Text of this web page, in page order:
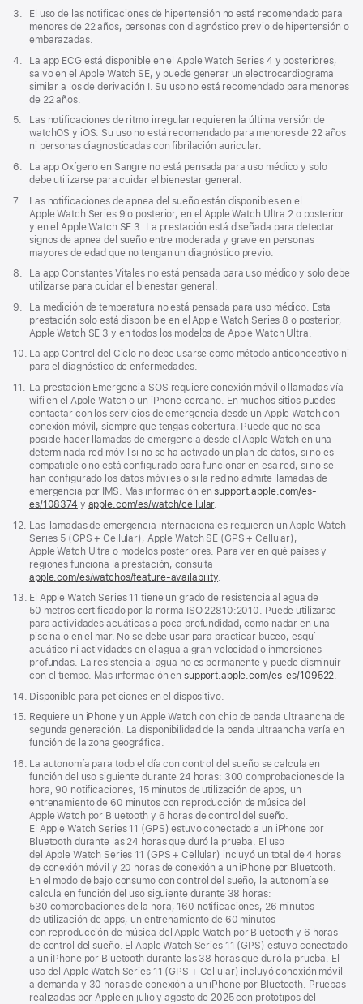
en
una
nueva)
Nota
página
3.
El uso de las notificaciones de hipertensión no está recomendado para
menores de 22 años, personas con diagnóstico previo de hipertensión o
embarazadas.
Nota
4.
La app ECG está disponible en el Apple Watch Series 4 y posteriores,
salvo en el Apple Watch SE, y puede generar un electrocardiograma
similar a los de derivación I. Su uso no está recomendado para menores
de 22 años.
Nota
página
5.
Las notificaciones de ritmo irregular requieren la última versión de
watchOS y iOS. Su uso no está recomendado para menores de 22 años
ni personas diagnosticadas con fibrilación auricular.
Nota
de
página
6.
La app Oxígeno en Sangre no está pensada para uso médico y solo
debe utilizarse para cuidar el bienestar general.
Nota
página
7.
Las notificaciones de apnea del sueño están disponibles en el
Apple Watch Series 9 o posterior, en el Apple Watch Ultra 2 o posterior
y en el Apple Watch SE 3. La prestación está diseñada para detectar
signos de apnea del sueño entre moderada y grave en personas
mayores de edad que no tengan un diagnóstico previo.
Nota
de
página
8.
La app Constantes Vitales no está pensada para uso médico y solo debe
utilizarse para cuidar el bienestar general.
Nota
página
9.
La medición de temperatura no está pensada para uso médico. Esta
prestación solo está disponible en el Apple Watch Series 8 o posterior,
Apple Watch SE 3 y en todos los modelos de Apple Watch Ultra.
Nota
de
página
10. La app Control del Ciclo no debe usarse como método anticonceptivo ni
para el diagnóstico de enfermedades.
Nota
página
11. La prestación Emergencia SOS requiere conexión móvil o llamadas vía
wifi en el Apple Watch o un iPhone cercano. En muchos sitios puedes
contactar con los servicios de emergencia desde un Apple Watch con
conexión móvil, siempre que tengas cobertura. Puede que no sea
posible hacer llamadas de emergencia desde el Apple Watch en una
determinada red móvil si no se ha activado un plan de datos, si no es
compatible o no está configurado para funcionar en esa red, si no se
han configurado los datos móviles o si la red no admite llamadas de
emergencia por IMS. Más información ensupport.apple.com/es-
es/108374 (Se
en
una
ventana
nueva)
y apple.com/es/watch/cellular.
Nota
página
12. Las llamadas de emergencia internacionales requieren un Apple Watch
Series 5 (GPS + Cellular), Apple Watch SE (GPS + Cellular),
Apple Watch Ultra o modelos posteriores. Para ver en qué países y
regiones funciona la prestación, consulta
apple.com/es/watchos/feature-availability
Nota
página
13. El Apple Watch Series 11 tiene un grado de resistencia al agua de
50 metros certificado por la norma ISO 22810:2010. Puede utilizarse
para actividades acuáticas a poca profundidad, como nadar en una
piscina o en el mar. No se debe usar para practicar buceo, esquí
acuático ni actividades en el agua a gran velocidad o inmersiones
profundas. La resistencia al agua no es permanente y puede disminuir
con el tiempo. Más información en support.apple.com/es-es/109522.
Nota
pie
página
14. Disponible para peticiones en el dispositivo.
Nota
página
15. Requiere un iPhone y un Apple Watch con chip de banda ultraancha de
segunda generación. La disponibilidad de la banda ultraancha varía en
función de la zona geográfica.
Nota
página
16. La autonomía para todo el día con control del sueño se calcula en
función del uso siguiente durante 24 horas: 300 comprobaciones de la
hora, 90 notificaciones, 15 minutos de utilización de apps, un
entrenamiento de 60 minutos con reproducción de música del
Apple Watch por Bluetooth y 6 horas de control del sueño.
El Apple Watch Series 11 (GPS) estuvo conectado a un iPhone por
Bluetooth durante las 24 horas que duró la prueba. El uso
del Apple Watch Series 11 (GPS + Cellular) incluyó un total de 4 horas
de conexión móvil y 20 horas de conexión a un iPhone por Bluetooth.
En el modo de bajo consumo con control del sueño, la autonomía se
calcula en función del uso siguiente durante 38 horas:
530 comprobaciones de la hora, 160 notificaciones, 26 minutos
de utilización de apps, un entrenamiento de 60 minutos
con reproducción de música del Apple Watch por Bluetooth y 6 horas
de control del sueño. El Apple Watch Series 11 (GPS) estuvo conectado
a un iPhone por Bluetooth durante las 38 horas que duró la prueba. El
uso del Apple Watch Series 11 (GPS + Cellular) incluyó conexión móvil
a demanda y 30 horas de conexión a un iPhone por Bluetooth. Pruebas
realizadas por Apple en julio y agosto de 2025 con prototipos del